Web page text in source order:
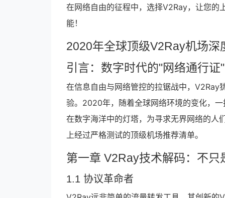
在网络自由的征程中，选择V2Ray，让您的
能！
2020年全球顶级V2Ray机场
引言：数字时代的"网络通行证"
在信息自由与网络管控的拉锯战中，V2Ray
验。2020年，随着全球网络环境的变化，
在数字海洋中的灯塔，为寻求无界网络的人
上经过严格测试的顶级机场推荐清单。
第一章 V2Ray技术解码：不只
1.1 协议革命者